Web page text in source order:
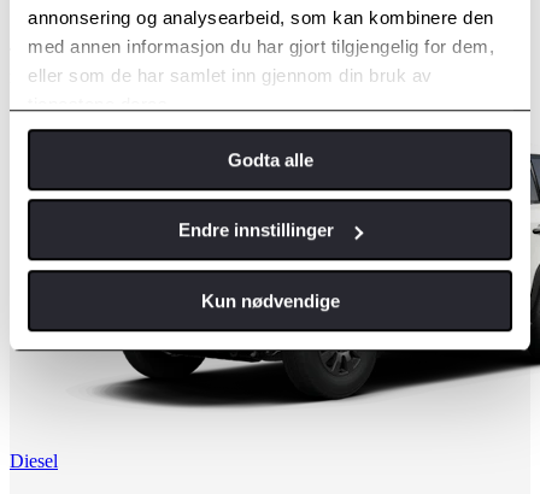
annonsering og analysearbeid, som kan kombinere den
med annen informasjon du har gjort tilgjengelig for dem,
eller som de har samlet inn gjennom din bruk av
Godta alle
Endre innstillinger
Kun nødvendige
Toyota har modeller for alle. Klikk deg inn på ønsket modell og få
mer informasjon om den modellen som passer deg.
Diesel